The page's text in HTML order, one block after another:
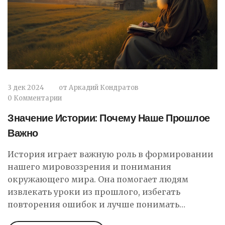
3 дек 2024 от Аркадий Кондратов
0 Комментарии
Значение Истории: Почему Наше Прошлое
Важно
История играет важную роль в формировании
нашего мировоззрения и понимания
окружающего мира. Она помогает людям
извлекать уроки из прошлого, избегать
повторения ошибок и лучше понимать